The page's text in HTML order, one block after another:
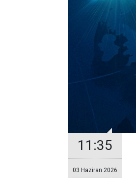
11:35
03 Haziran 2026